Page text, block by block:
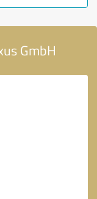
GmbH